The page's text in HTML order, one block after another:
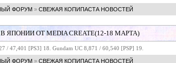
ФОРУМ » СВЕЖАЯ КОПИПАСТА НОВОСТЕЙ
ОТ MEDIA CREATE(12-18 МАРТА)
/ 47,401 [PS3] 18. Gundam UC 8,871 / 60,540 [PSP] 19.
ФОРУМ » СВЕЖАЯ КОПИПАСТА НОВОСТЕЙ